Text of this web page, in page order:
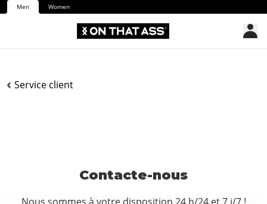
Men Women
Service client
Contacte-nous